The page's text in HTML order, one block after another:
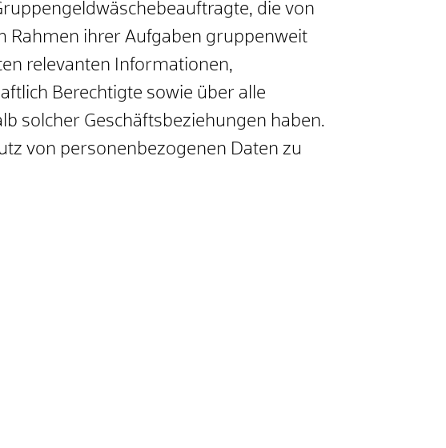
die von
Rahmen ihrer Aufgaben gruppenweit
relevanten Informationen,
Berechtigte sowie über alle
solcher Geschäftsbeziehungen haben.
von personenbezogenen Daten zu